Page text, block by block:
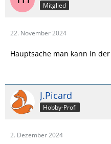
Mitglied
22. November 2024
Hauptsache man kann in
J.Picard
Hobby-Profi
2. Dezember 2024